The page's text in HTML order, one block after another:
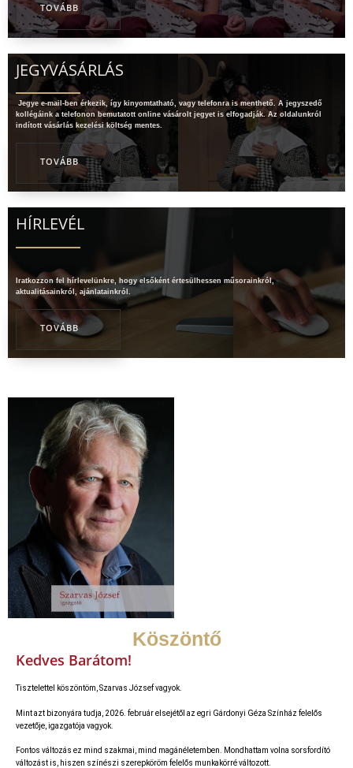
TOVÁBB
JEGYVÁSÁRLÁS
Jegye e-mail-ben érkezik, így kinyomtatható, vagy telefonra is menthető. A jegyszedő
kollégáink a telefonon bemutatott online vásárolt jegyet is elfogadják. Az oldalunkról
indított vásárlás kezelési költség mentes.
TOVÁBB
HÍRLEVÉL
Iratkozzon fel hírlevelünkre, hogy elsőként értesülhessen műsorainkról,
aktualitásainkról, ajánlatainkról.
TOVÁBB
Köszöntő
Kedves Barátom!
Tisztelettel köszöntöm, Szarvas József vagyok.
Mint azt bizonyára tudja, 2026. február elsejétől az egri Gárdonyi Géza Színház felelős
vezetője, igazgatója vagyok.
Fontos változás ez mind szakmai, mind magánéletemben. Mondhattam volna sorsfordító
változást is, hiszen színészi szerepköröm felelős munkakörré változott.